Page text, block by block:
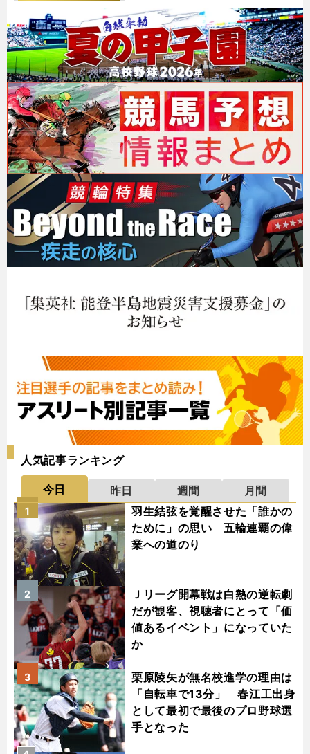
人気記事ランキング
今日 昨日 週間
月間
羽生結弦を覚醒させた「誰かの
ために」の思い 五輪連覇の偉
業への道のり
1
Ｊリーグ開幕戦は白熱の逆転劇
だが観客、視聴者にとって「価
値あるイベント」になっていた
か
2
栗原陵矢が無名校進学の理由は
「自転車で13分」 春江工出身
として最初で最後のプロ野球選
手となった
3